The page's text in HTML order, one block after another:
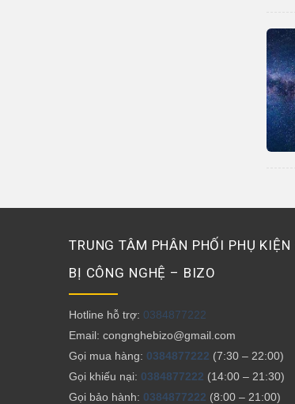
TRUNG TÂM PHÂN PHỐI PHỤ
BỊ CÔNG NGHỆ – BIZO
Hotline hỗ trợ: 0384877222
Email: congnghebizo@gmail.com
Gọi mua hàng: 0384877222 (7:30 – 22:00)
Gọi khiếu nại: 0384877222 (14:00 – 21:30)
Gọi bảo hành: 0384877222 (8:00 – 21:00)